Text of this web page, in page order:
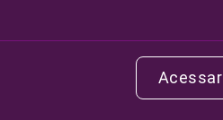
Acessar